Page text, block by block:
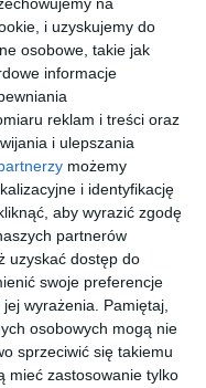
na
i uzyskujemy do
osobowe, takie jak
informacje
reklam i treści oraz
i ulepszania
możemy
i identyfikację
aby wyrazić zgodę
partnerów
uzyskać dostęp do
swoje preferencje
wyrażenia. Pamiętaj,
osobowych mogą nie
sprzeciwić się takiemu
mieć zastosowanie tylko
ulubionych
salon z